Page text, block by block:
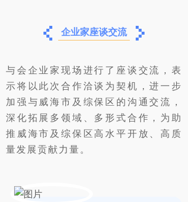
企业家座谈交流
与会企业家现场进行了座谈交流，表
示将以此次合作洽谈为契机，进一步
加强与威海市及综保区的沟通交流，
深化拓展多领域、多形式合作，为助
推威海市及综保区高水平开放、高质
量发展贡献力量。